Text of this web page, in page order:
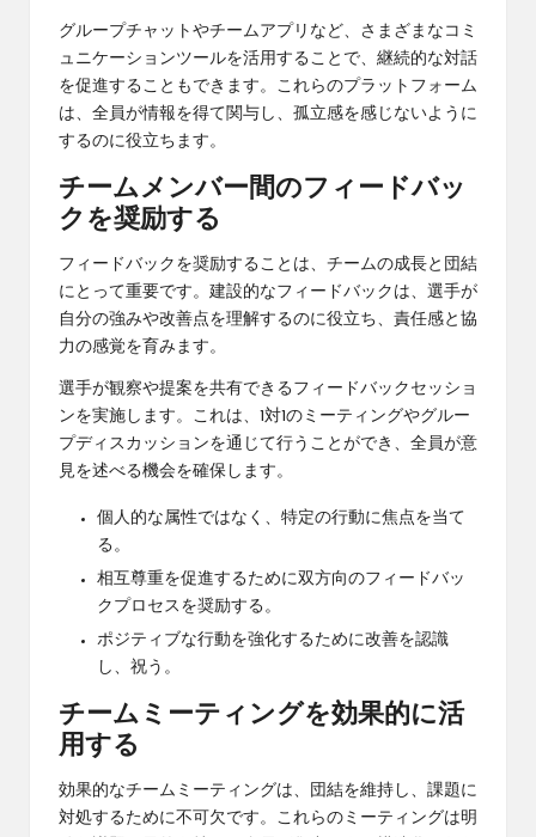
グループチャットやチームアプリなど、さまざまなコミ
ュニケーションツールを活用することで、継続的な対話
を促進することもできます。これらのプラットフォーム
は、全員が情報を得て関与し、孤立感を感じないように
するのに役立ちます。
チームメンバー間のフィードバッ
クを奨励する
フィードバックを奨励することは、チームの成長と団結
にとって重要です。建設的なフィードバックは、選手が
自分の強みや改善点を理解するのに役立ち、責任感と協
力の感覚を育みます。
選手が観察や提案を共有できるフィードバックセッショ
ンを実施します。これは、1対1のミーティングやグルー
プディスカッションを通じて行うことができ、全員が意
見を述べる機会を確保します。
個人的な属性ではなく、特定の行動に焦点を当て
る。
相互尊重を促進するために双方向のフィードバッ
クプロセスを奨励する。
ポジティブな行動を強化するために改善を認識
し、祝う。
チームミーティングを効果的に活
用する
効果的なチームミーティングは、団結を維持し、課題に
対処するために不可欠です。これらのミーティングは明